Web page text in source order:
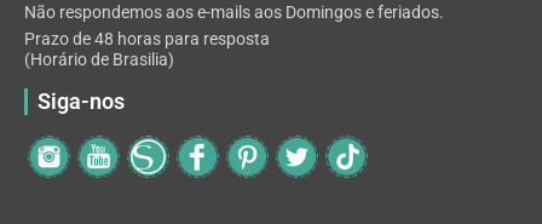
Não respondemos aos e-mails aos Domingos e feriados.
Prazo de 48 horas para resposta
(Horário de Brasilia)
Siga-nos